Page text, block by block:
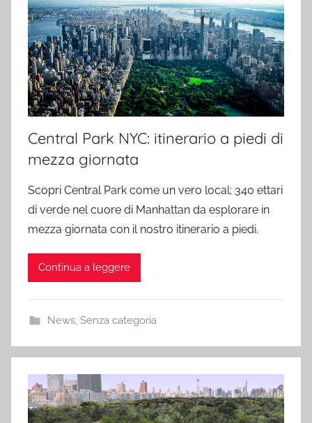
Central Park NYC: itinerario a piedi di
mezza giornata
Scopri Central Park come un vero local: 340 ettari
di verde nel cuore di Manhattan da esplorare in
mezza giornata con il nostro itinerario a piedi.
Continua a leggere
News, Senza categoria